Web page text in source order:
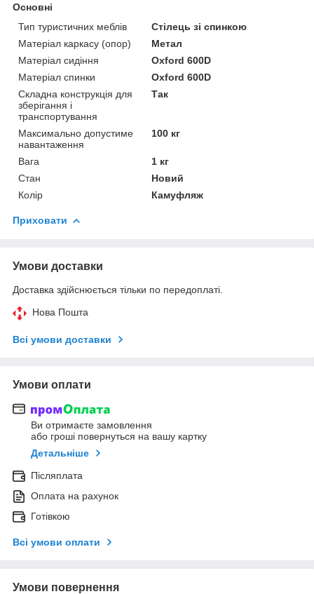
Основні
Тип туристичних меблів
Стілець зі спинкою
Матеріал каркасу (опор)
Метал
Матеріал сидіння
Oxford 600D
Матеріал спинки
Oxford 600D
Складна конструкція для
зберігання і
транспортування
Так
Максимально допустиме
навантаження
100 кг
Вага
1 кг
Стан
Новий
Колір
Камуфляж
Приховати
Умови доставки
Доставка здійснюється тільки по передоплаті.
Нова Пошта
Всі умови доставки
Умови оплати
Ви отримаєте замовлення
або гроші повернуться на вашу картку
Детальніше
Післяплата
Оплата на рахунок
Готівкою
Всі умови оплати
Умови повернення